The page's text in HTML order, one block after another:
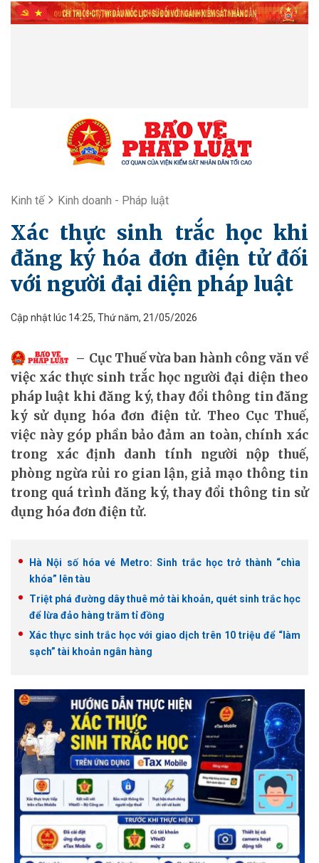
Kinh tế Kinh doanh - Pháp luật
Xác thực sinh trắc học khi
đăng ký hóa đơn điện tử đối
với người đại diện pháp luật
Cập nhật lúc 14:25, Thứ năm, 21/05/2026
Cục Thuế vừa ban hành công văn về
việc xác thực sinh trắc học người đại diện theo
pháp luật khi đăng ký, thay đổi thông tin đăng
ký sử dụng hóa đơn điện tử. Theo Cục Thuế,
việc này góp phần bảo đảm an toàn, chính xác
trong xác định danh tính người nộp thuế,
phòng ngừa rủi ro gian lận, giả mạo thông tin
trong quá trình đăng ký, thay đổi thông tin sử
dụng hóa đơn điện tử.
Hà Nội số hóa vé Metro: Sinh trắc học trở thành “chìa
khóa” lên tàu
Triệt phá đường dây thuê mở tài khoản, quét sinh trắc học
để lừa đảo hàng trăm tỉ đồng
Xác thực sinh trắc học với giao dịch trên 10 triệu để “làm
sạch” tài khoản ngân hàng